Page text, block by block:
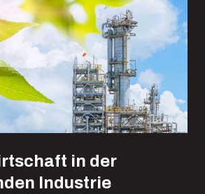
in der
Industrie